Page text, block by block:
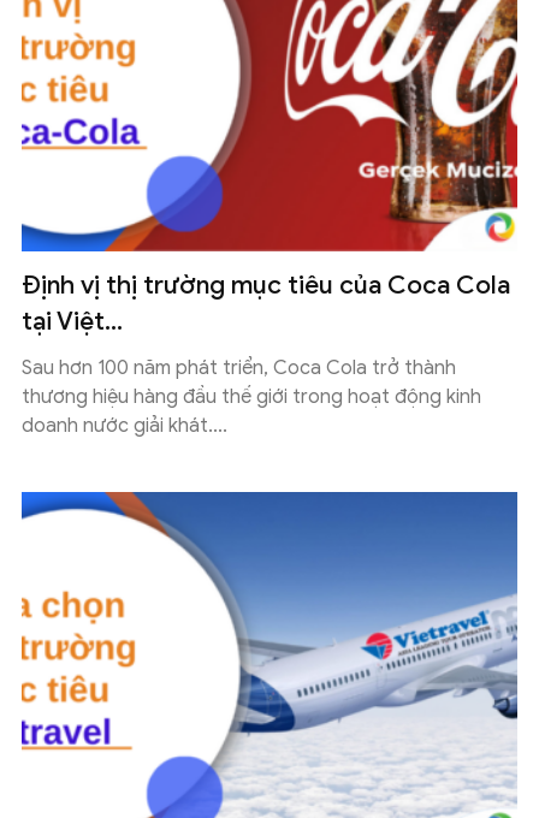
Định vị thị trường mục tiêu của Coca Cola
tại Việt...
Sau hơn 100 năm phát triển, Coca Cola trở thành
thương hiệu hàng đầu thế giới trong hoạt động kinh
doanh nước giải khát....